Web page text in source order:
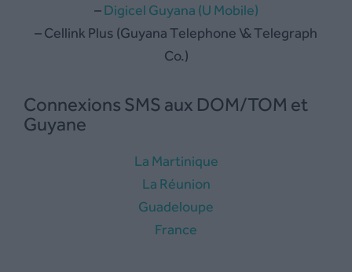
–Digicel Guyana (U Mobile)
– Cellink Plus (Guyana Telephone \& Telegraph
Co.)
Connexions SMS aux DOM/TOM et
Guyane
La Martinique
La Réunion
Guadeloupe
France